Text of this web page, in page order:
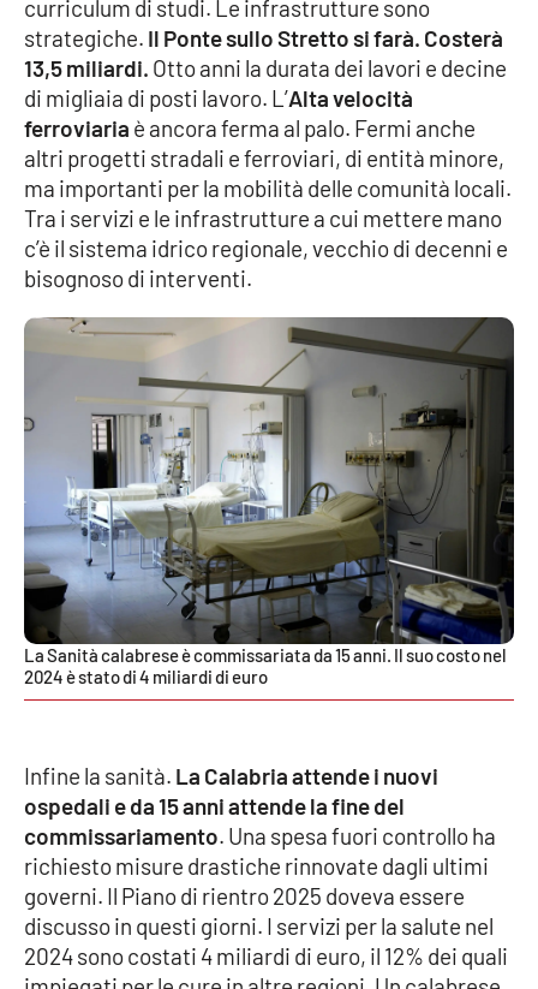
curriculum di studi. Le infrastrutture sono
strategiche. Il Ponte sullo Stretto si farà. Costerà
13,5 miliardi. Otto anni la durata dei lavori e decine
di migliaia di posti lavoro. L’Alta velocità
ferroviaria è ancora ferma al palo. Fermi anche
altri progetti stradali e ferroviari, di entità minore,
ma importanti per la mobilità delle comunità locali.
Tra i servizi e le infrastrutture a cui mettere mano
c’è il sistema idrico regionale, vecchio di decenni e
bisognoso di interventi.
La Sanità calabrese è commissariata da 15 anni. Il suo costo nel
2024 è stato di 4 miliardi di euro
Infine la sanità. La Calabria attende i nuovi
ospedali e da 15 anni attende la fine del
commissariamento. Una spesa fuori controllo ha
richiesto misure drastiche rinnovate dagli ultimi
governi. Il Piano di rientro 2025 doveva essere
discusso in questi giorni. I servizi per la salute nel
2024 sono costati 4 miliardi di euro, il 12% dei quali